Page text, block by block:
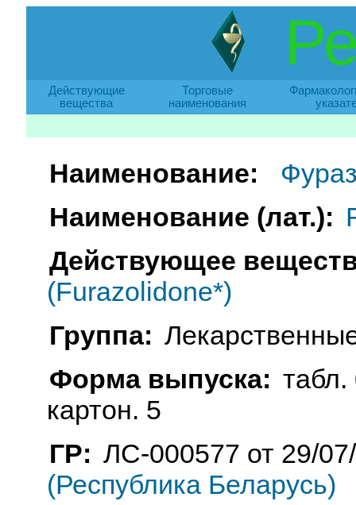
Действующие
вещества
Торговые
наименования
Наименование:
Наименование (лат.):
Действующее
(Furazolidone*)
Группа:
Форма выпуска: табл.
картон. 5
ГР: ЛС-000577 от 29/
(Республика Беларусь)